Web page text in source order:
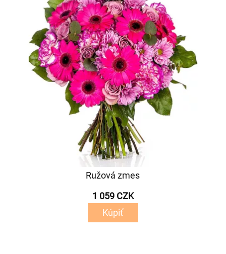
Ružová zmes
1 059 CZK
Kúpiť